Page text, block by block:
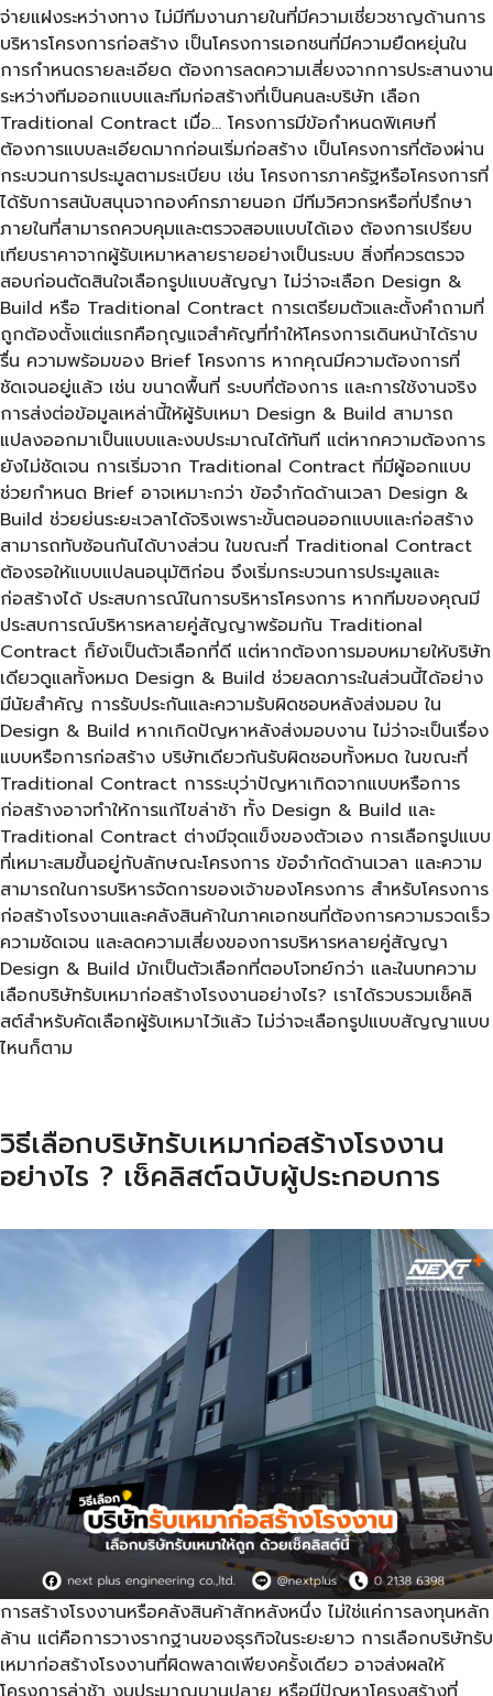
จ่ายแฝงระหว่างทาง ไม่มีทีมงานภายในที่มีความเชี่ยวชาญด้านการ
บริหารโครงการก่อสร้าง เป็นโครงการเอกชนที่มีความยืดหยุ่นใน
การกำหนดรายละเอียด ต้องการลดความเสี่ยงจากการประสานงาน
ระหว่างทีมออกแบบและทีมก่อสร้างที่เป็นคนละบริษัท เลือก
Traditional Contract เมื่อ… โครงการมีข้อกำหนดพิเศษที่
ต้องการแบบละเอียดมากก่อนเริ่มก่อสร้าง เป็นโครงการที่ต้องผ่าน
กระบวนการประมูลตามระเบียบ เช่น โครงการภาครัฐหรือโครงการที่
ได้รับการสนับสนุนจากองค์กรภายนอก มีทีมวิศวกรหรือที่ปรึกษา
ภายในที่สามารถควบคุมและตรวจสอบแบบได้เอง ต้องการเปรียบ
เทียบราคาจากผู้รับเหมาหลายรายอย่างเป็นระบบ สิ่งที่ควรตรวจ
สอบก่อนตัดสินใจเลือกรูปแบบสัญญา ไม่ว่าจะเลือก Design &
Build หรือ Traditional Contract การเตรียมตัวและตั้งคำถามที่
ถูกต้องตั้งแต่แรกคือกุญแจสำคัญที่ทำให้โครงการเดินหน้าได้ราบ
รื่น ความพร้อมของ Brief โครงการ หากคุณมีความต้องการที่
ชัดเจนอยู่แล้ว เช่น ขนาดพื้นที่ ระบบที่ต้องการ และการใช้งานจริง
การส่งต่อข้อมูลเหล่านี้ให้ผู้รับเหมา Design & Build สามารถ
แปลงออกมาเป็นแบบและงบประมาณได้ทันที แต่หากความต้องการ
ยังไม่ชัดเจน การเริ่มจาก Traditional Contract ที่มีผู้ออกแบบ
ช่วยกำหนด Brief อาจเหมาะกว่า ข้อจำกัดด้านเวลา Design &
Build ช่วยย่นระยะเวลาได้จริงเพราะขั้นตอนออกแบบและก่อสร้าง
สามารถทับซ้อนกันได้บางส่วน ในขณะที่ Traditional Contract
ต้องรอให้แบบแปลนอนุมัติก่อน จึงเริ่มกระบวนการประมูลและ
ก่อสร้างได้ ประสบการณ์ในการบริหารโครงการ หากทีมของคุณมี
ประสบการณ์บริหารหลายคู่สัญญาพร้อมกัน Traditional
Contract ก็ยังเป็นตัวเลือกที่ดี แต่หากต้องการมอบหมายให้บริษัท
เดียวดูแลทั้งหมด Design & Build ช่วยลดภาระในส่วนนี้ได้อย่าง
มีนัยสำคัญ การรับประกันและความรับผิดชอบหลังส่งมอบ ใน
Design & Build หากเกิดปัญหาหลังส่งมอบงาน ไม่ว่าจะเป็นเรื่อง
แบบหรือการก่อสร้าง บริษัทเดียวกันรับผิดชอบทั้งหมด ในขณะที่
Traditional Contract การระบุว่าปัญหาเกิดจากแบบหรือการ
ก่อสร้างอาจทำให้การแก้ไขล่าช้า ทั้ง Design & Build และ
Traditional Contract ต่างมีจุดแข็งของตัวเอง การเลือกรูปแบบ
ที่เหมาะสมขึ้นอยู่กับลักษณะโครงการ ข้อจำกัดด้านเวลา และความ
สามารถในการบริหารจัดการของเจ้าของโครงการ สำหรับโครงการ
ก่อสร้างโรงงานและคลังสินค้าในภาคเอกชนที่ต้องการความรวดเร็ว
ความชัดเจน และลดความเสี่ยงของการบริหารหลายคู่สัญญา
Design & Build มักเป็นตัวเลือกที่ตอบโจทย์กว่า และในบทความ
เลือกบริษัทรับเหมาก่อสร้างโรงงานอย่างไร? เราได้รวบรวมเช็คลิ
สต์สำหรับคัดเลือกผู้รับเหมาไว้แล้ว ไม่ว่าจะเลือกรูปแบบสัญญาแบบ
ไหนก็ตาม
วิธีเลือกบริษัทรับเหมาก่อสร้างโรงงาน
อย่างไร ? เช็คลิสต์ฉบับผู้ประกอบการ
การสร้างโรงงานหรือคลังสินค้าสักหลังหนึ่ง ไม่ใช่แค่การลงทุนหลัก
ล้าน แต่คือการวางรากฐานของธุรกิจในระยะยาว การเลือกบริษัทรับ
เหมาก่อสร้างโรงงานที่ผิดพลาดเพียงครั้งเดียว อาจส่งผลให้